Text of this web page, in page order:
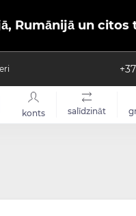
Rumānijā un citos
konts salīdzināt